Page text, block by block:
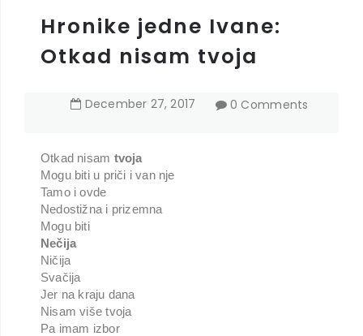
Hronike jedne Ivane:
Otkad nisam tvoja
December 27,2017 0 Comments
Otkad nisam tvoja
Mogu biti u priči i van nje
Tamo i ovde
Nedostižna i prizemna
Mogu biti
Nečija
Ničija
Svačija
Jer na kraju dana
Nisam više tvoja
Pa imam izbor